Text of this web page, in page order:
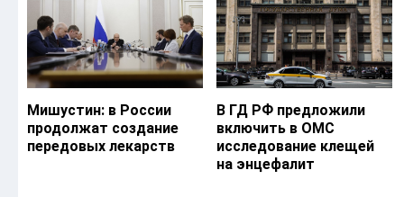
Мишустин: в России
продолжат создание
передовых лекарств
В ГД РФ предложили
включить в ОМС
исследование клещей
на энцефалит